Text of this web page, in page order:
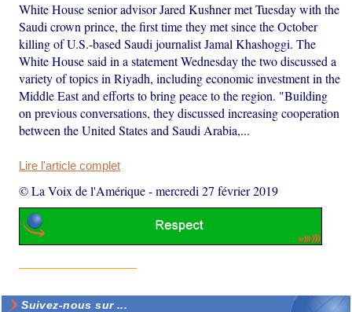
White House senior advisor Jared Kushner met Tuesday with the
Saudi crown prince, the first time they met since the October
killing of U.S.-based Saudi journalist Jamal Khashoggi. The
White House said in a statement Wednesday the two discussed a
variety of topics in Riyadh, including economic investment in the
Middle East and efforts to bring peace to the region. "Building
on previous conversations, they discussed increasing cooperation
between the United States and Saudi Arabia,...
Lire l'article complet
© La Voix de l'Amérique-mercredi 27 février 2019
Suivez-nous sur ...